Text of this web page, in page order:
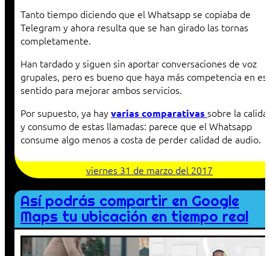
Tanto tiempo diciendo que el Whatsapp se copiaba de
Telegram y ahora resulta que se han girado las tornas
completamente.
Han tardado y siguen sin aportar conversaciones de voz
grupales, pero es bueno que haya más competencia en
sentido para mejorar ambos servicios.
Por supuesto, ya hay varias comparativas sobre la
y consumo de estas llamadas: parece que el Whatsapp
consume algo menos a costa de perder calidad de audio.
viernes 31 de marzo del 2017
Así podrás compartir en Google
Maps tu ubicación en tiempo real